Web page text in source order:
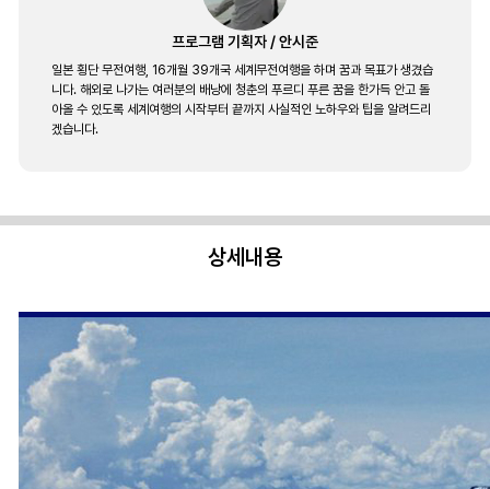
프로그램 기획자 /안시준
일본 횡단 무전여행, 16개월 39개국 세계무전여행을 하며 꿈과 목표가 생겼습
니다. 해외로 나가는 여러분의 배낭에 청춘의 푸르디 푸른 꿈을 한가득 안고 돌
아올 수 있도록 세계여행의 시작부터 끝까지 사실적인 노하우와 팁을 알려드리
겠습니다.
상세내용